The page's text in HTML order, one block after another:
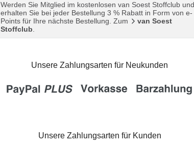
Werden Sie Mitglied im kostenlosen van Soest Stoffclub und
erhalten Sie bei jeder Bestellung 3 % Rabatt in Form von e-
Points für Ihre nächste Bestellung. Zum
van Soest
Stoffclub
Unsere Zahlungsarten für Neukunden
Unsere Zahlungsarten für Kunden